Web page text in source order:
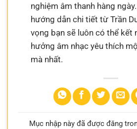
nghiệm âm thanh hàng
hướng dẫn chi tiết từ Trần
vọng bạn sẽ luôn có thể kết
hưởng âm nhạc yêu thích
mà nhất.
Mục nhập này đã được đăng